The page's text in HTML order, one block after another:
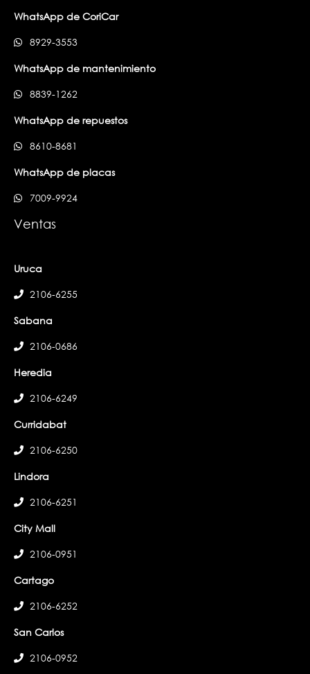
WhatsApp de CoriCar
8929-3553
WhatsApp de mantenimiento
8839-1262
WhatsApp de repuestos
8610-8681
WhatsApp de placas
7009-9924
Ventas
Uruca
2106-6255
Sabana
2106-0686
Heredia
2106-6249
Curridabat
2106-6250
Lindora
2106-6251
City Mall
2106-0951
Cartago
2106-6252
San Carlos
2106-0952